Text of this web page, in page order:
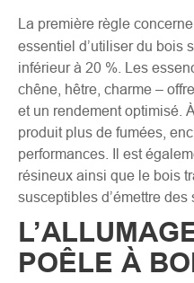
La première règle
essentiel d’utiliser du bois
inférieur à 20 %. Les
chêne, hêtre, charme –
et un rendement optimisé.
produit plus de fumées,
performances. Il est
résineux ainsi que le bois
susceptibles d’émettre des
POÊLE À